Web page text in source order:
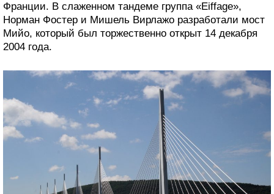
Франции. В слаженном тандеме группа «Eiffage»,
Норман Фостер и Мишель Вирлажо разработали мост
Мийо, который был торжественно открыт 14 декабря
2004 года.